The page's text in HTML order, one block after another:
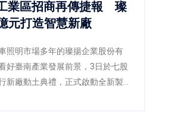
業區招商再傳捷報 璨
元打造智慧新廠
照明市場多年的璨揚企業股份有
好臺南產業發展前景，3日於七股
新廠動土典禮，正式啟動全新製